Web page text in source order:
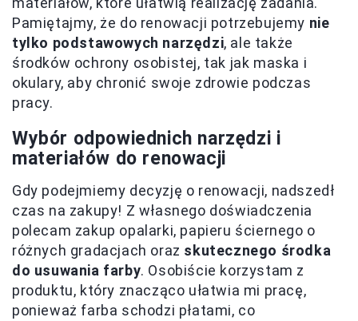
Pamiętajmy, że do renowacji potrzebujemy nie
tylko podstawowych narzędzi, ale także
środków ochrony osobistej, tak jak maska i
okulary, aby chronić swoje zdrowie podczas
pracy.
Wybór odpowiednich narzędzi i
materiałów do renowacji
Gdy podejmiemy decyzję o renowacji, nadszedł
czas na zakupy! Z własnego doświadczenia
polecam zakup opalarki, papieru ściernego o
różnych gradacjach oraz skutecznego środka
do usuwania farby. Osobiście korzystam z
produktu, który znacząco ułatwia mi pracę,
ponieważ farba schodzi płatami, co